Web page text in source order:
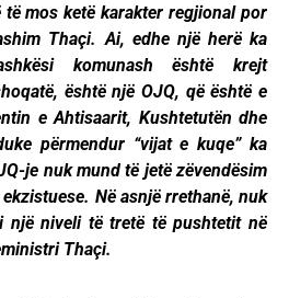
të mos ketë karakter regjional por
Thaçi. Ai, edhe një herë ka
komunash është krejt
është një OJQ, që është e
e Ahtisaarit, Kushtetutën dhe
përmendur “vijat e kuqe” ka
je nuk mund të jetë zëvendësim
Në asnjë rrethanë, nuk
një niveli të tretë të pushtetit në
Thaçi.